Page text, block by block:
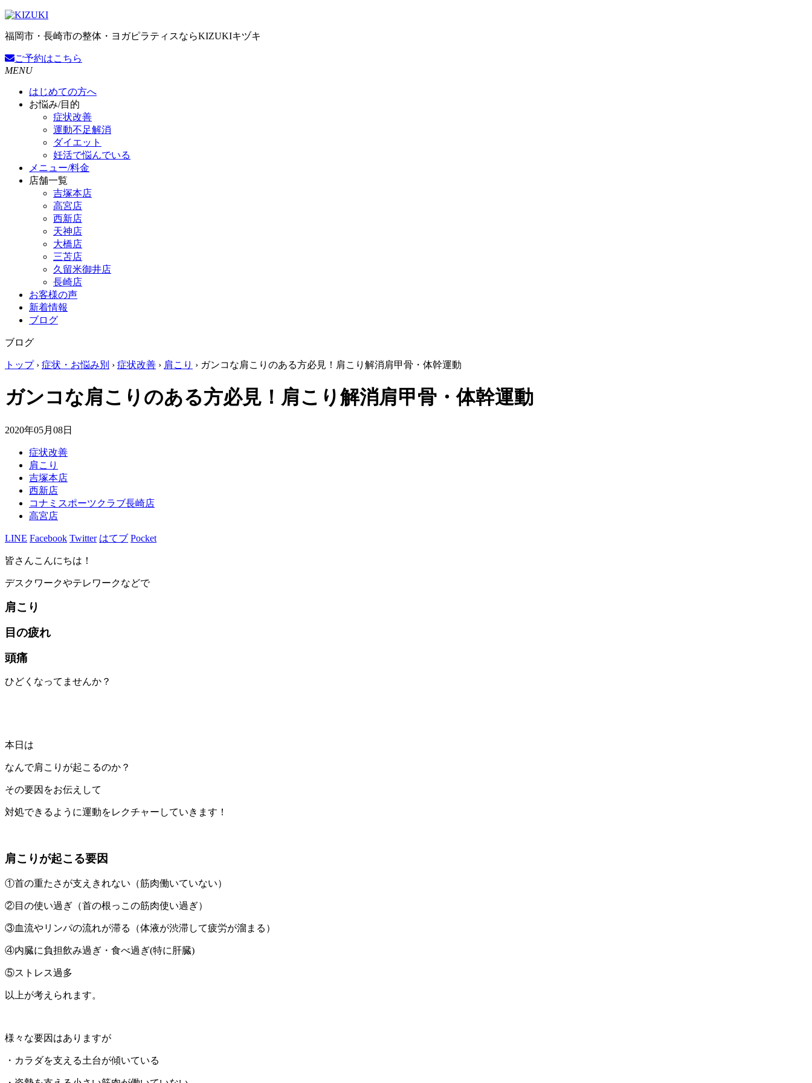
福岡市・長崎市の整体・ヨガピラティスならKIZUKIキヅキ
ご予約はこちら
MENU
はじめての方へ
お悩み/目的
症状改善
運動不足解消
ダイエット
妊活で悩んでいる
メニュー/料金
店舗一覧
吉塚本店
高宮店
西新店
天神店
大橋店
三苫店
久留米御井店
長崎店
お客様の声
新着情報
ブログ
ブログ
トップ› 症状・お悩み別 › 症状改善 › 肩こり › ガンコな肩こりのある方必見！肩こり解消肩甲骨・体幹運動
ガンコな肩こりのある方必見！肩こり解消肩甲骨・体幹運動
2020年05月08日
症状改善
肩こり
吉塚本店
西新店
コナミスポーツクラブ長崎店
高宮店
LINE Facebook Twitter はてブ Pocket
皆さんこんにちは！
デスクワークやテレワークなどで
肩こり
目の疲れ
頭痛
ひどくなってませんか？
本日は
なんで肩こりが起こるのか？
その要因をお伝えして
対処できるように運動をレクチャーしていきます！
肩こりが起こる要因
①首の重たさが支えきれない（筋肉働いていない）
②目の使い過ぎ（首の根っこの筋肉使い過ぎ）
③血流やリンパの流れが滞る（体液が渋滞して疲労が溜まる）
④内臓に負担飲み過ぎ・食べ過ぎ(特に肝臓)
⑤ストレス過多
以上が考えられます。
様々な要因はありますが
・カラダを支える土台が傾いている